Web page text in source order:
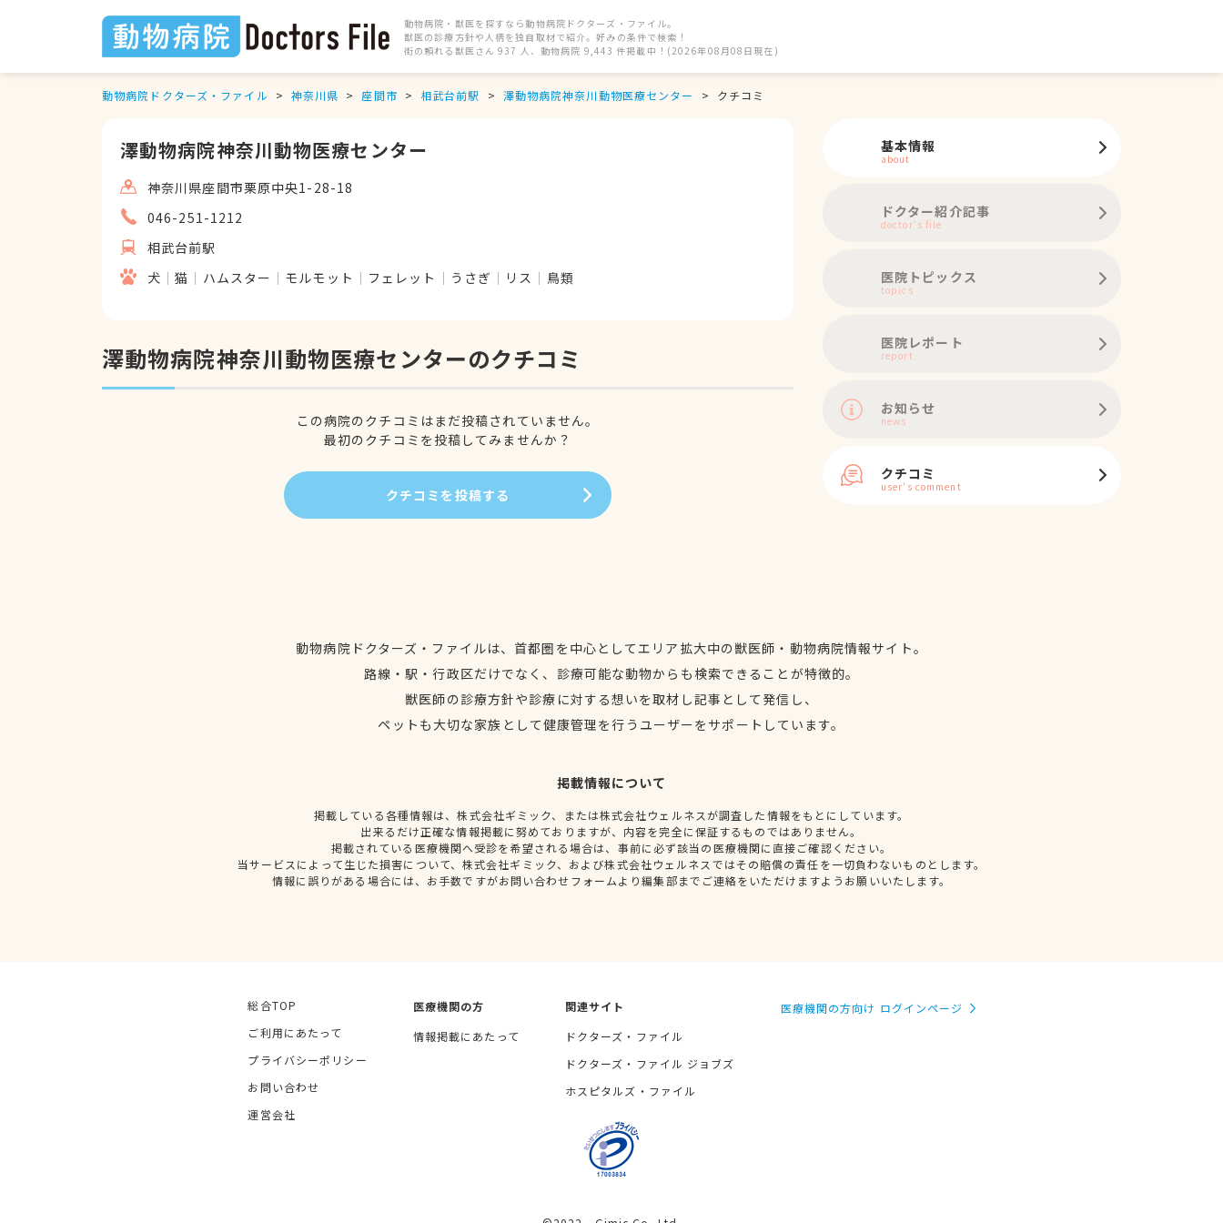
動物病院・獣医を探すなら動物病院ドクターズ・ファイル。
獣医の診療方針や人柄を独自取材で紹介。好みの条件で検索！
街の頼れる獣医さん 937 人、動物病院 9,443 件掲載中！(2026年08月08日現在)
動物病院ドクターズ・ファイル 神奈川県 座間市 相武台前駅 澤動物病院神奈川動物医療センター クチコミ
澤動物病院神奈川動物医療センター
神奈川県座間市栗原中央1-28-18
046-251-1212
相武台前駅
犬
猫 ハムスター モルモット フェレット うさぎ リス 鳥類
澤動物病院神奈川動物医療センターのクチコミ
この病院のクチコミはまだ投稿されていません。
最初のクチコミを投稿してみませんか？
クチコミを投稿する
基本情報
about
ドクター紹介記事
doctor's file
医院トピックス
topics
医院レポート
report
お知らせ
news
クチコミ
user's comment
動物病院ドクターズ・ファイルは、首都圏を中心としてエリア拡大中の獣医師・動物病院情報サイト。
路線・駅・行政区だけでなく、診療可能な動物からも検索できることが特徴的。
獣医師の診療方針や診療に対する想いを取材し記事として発信し、
ペットも大切な家族として健康管理を行うユーザーをサポートしています。
掲載情報について
掲載している各種情報は、株式会社ギミック、または株式会社ウェルネスが調査した情報をもとにしています。
出来るだけ正確な情報掲載に努めておりますが、内容を完全に保証するものではありません。
掲載されている医療機関へ受診を希望される場合は、事前に必ず該当の医療機関に直接ご確認ください。
当サービスによって生じた損害について、株式会社ギミック、および株式会社ウェルネスではその賠償の責任を一切負わないものとします。
情報に誤りがある場合には、お手数ですがお問い合わせフォームより編集部までご連絡をいただけますようお願いいたします。
総合TOP
ご利用にあたって
プライバシーポリシー
お問い合わせ
運営会社
医療機関の方
情報掲載にあたって
関連サイト
ドクターズ・ファイル
ドクターズ・ファイル ジョブズ
ホスピタルズ・ファイル
医療機関の方向け ログインページ